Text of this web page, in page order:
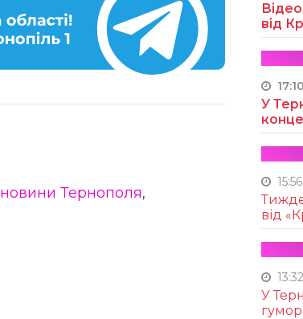
новини Тернополя,
від
17:10
У
15:56
від
13:32
У